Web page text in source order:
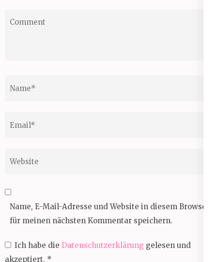
Name, E-Mail-Adresse und Website in diesem Browser
für meinen nächsten Kommentar speichern.
Ich habe die Datenschutzerklärung gelesen und
akzeptiert. *